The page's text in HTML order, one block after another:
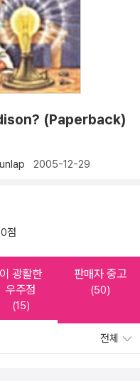
(Paperback)
2005-12-29
점
이 광활한
우주점
(15)
판매자 중고
(50)
전체